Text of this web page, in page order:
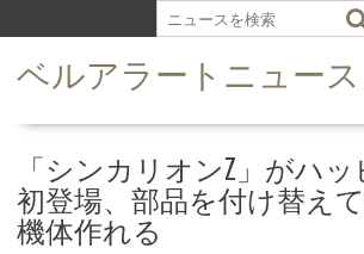
k
ベルアラートニュース
「シンカリオンZ」がハ
初登場、部品を付け替え
機体作れる